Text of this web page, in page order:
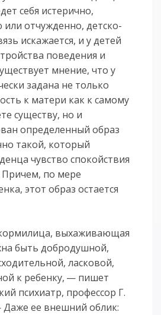
себя истерично,
или отчужденно, детско-
искажается, и у детей
поведения и
мнение, что у
задана не только
к матери как к самому
существу, но и
определенный образ
такой, который
чувство спокойствия
Причем, по мере
этот образ остается
выхаживающая
быть добродушной,
ласковой,
к ребенку, — пишет
психиатр, профессор Г.
Даже ее внешний облик: